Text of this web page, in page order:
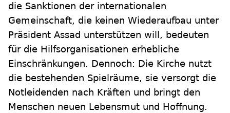
die Sanktionen der internationalen
Gemeinschaft, die keinen Wiederaufbau unter
Präsident Assad unterstützen will, bedeuten
für die Hilfsorganisationen erhebliche
Einschränkungen. Dennoch: Die Kirche nutzt
die bestehenden Spielräume, sie versorgt die
Notleidenden nach Kräften und bringt den
Menschen neuen Lebensmut und Hoffnung.